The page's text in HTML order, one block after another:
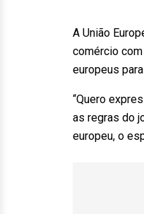
A União
comércio
europeus
“Quero
as regras do
europeu, o